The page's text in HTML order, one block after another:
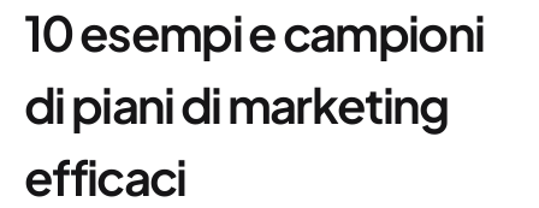
10 esempi e campioni
di piani di marketing
efficaci